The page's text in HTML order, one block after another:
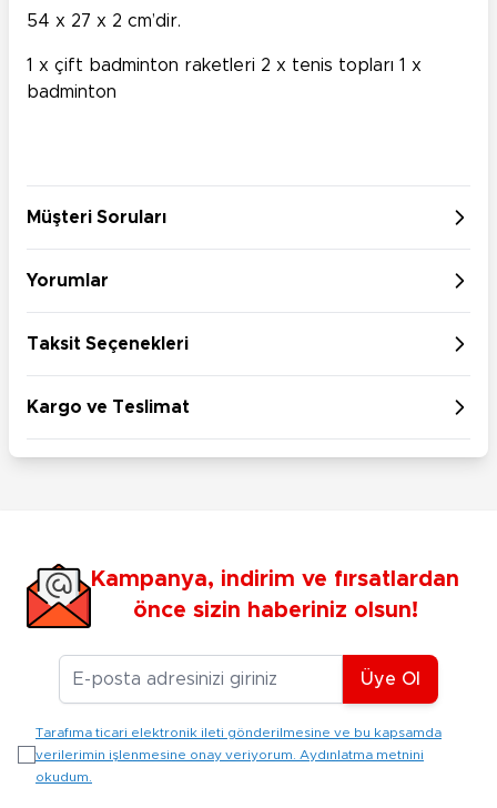
54 x 27 x 2 cm’dir.
1 x çift badminton raketleri 2 x tenis topları 1 x
badminton
Müşteri Soruları
Yorumlar
Taksit Seçenekleri
Kargo ve Teslimat
Kampanya, indirim ve fırsatlardan
önce sizin haberiniz olsun!
E-posta Adresiniz
Üye Ol
Tarafıma ticari elektronik ileti gönderilmesine ve bu kapsamda
verilerimin işlenmesine onay veriyorum. Aydınlatma metnini
okudum.